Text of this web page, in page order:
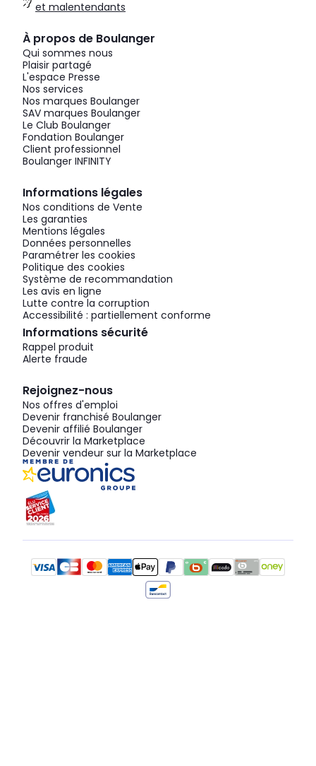
et malentendants
À propos de Boulanger
Qui sommes nous
Plaisir partagé
L'espace Presse
Nos services
Nos marques Boulanger
SAV marques Boulanger
Le Club Boulanger
Fondation Boulanger
Client professionnel
Boulanger INFINITY
Informations légales
Nos conditions de Vente
Les garanties
Mentions légales
Données personnelles
Paramétrer les cookies
Politique des cookies
Système de recommandation
Les avis en ligne
Lutte contre la corruption
Accessibilité : partiellement conforme
Informations sécurité
Rappel produit
Alerte fraude
Rejoignez-nous
Nos offres d'emploi
Devenir franchisé Boulanger
Devenir affilié Boulanger
Découvrir la Marketplace
Devenir vendeur sur la Marketplace